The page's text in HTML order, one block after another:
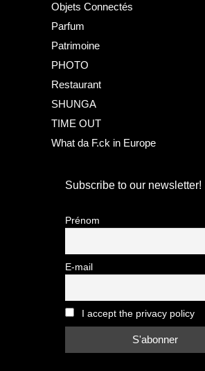
Objets Connectés
Parfum
Patrimoine
PHOTO
Restaurant
SHUNGA
TIME OUT
What da F.ck in Europe
Subscribe to our newsletter!
Prénom
E-mail
I accept the privacy policy